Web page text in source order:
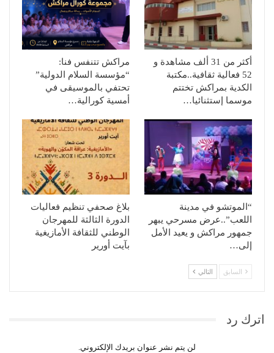
أكثر من 31 ألف مشاهدة و
52 فعالية ثقافية..مكتبة
الكدية بمراكش تختتم
موسما إستثنائيا…
مراكش تتنفس فنا:
“مؤسسة السلام الدولية”
تحتفي بالموسيقى في
أمسية كورالية…
“الموتشو في مدينة
اللعب”..عرض مسرحي يبهر
جمهور مراكش و يعيد الأمل
إلى…
بلاغ صحفي تنظيم فعاليات
الدورة الثالثة للمهرجان
الوطني للثقافة الأمازيغية
بآيت أورير
السابق التالي
اترك رد
لن يتم نشر عنوان بريدك الإلكتروني.